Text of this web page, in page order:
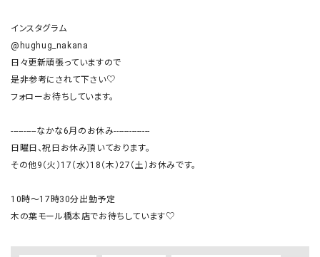
インスタグラム
@hughug_nakana
日々更新頑張っていますので
是非参考にされて下さい♡
フォローお待ちしています。
----------なかな6月のお休み--------------
日曜日、祝日お休み頂いております。
その他9（火）17（水）18（木）27（土）お休みです。
10時〜17時30分出勤予定
木の葉モール橋本店でお待ちしています♡